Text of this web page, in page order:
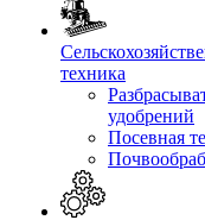
техника
удобрений
Посевная